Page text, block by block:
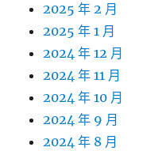
2025 年 2 月
2025 年 1 月
2024 年 12 月
2024 年 11 月
2024 年 10 月
2024 年 9 月
2024 年 8 月